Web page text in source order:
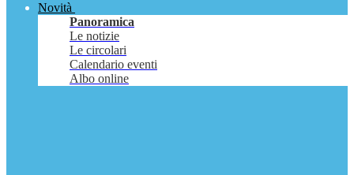
Novità
Panoramica
Le notizie
Le circolari
Calendario eventi
Albo online